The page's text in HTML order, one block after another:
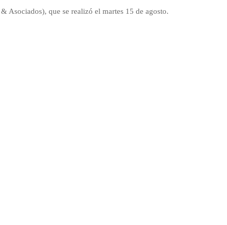
Asociados), que se realizó el martes 15 de agosto.